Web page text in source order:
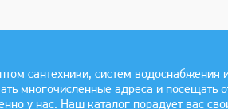
сантехники, систем
многочисленные адреса и посещать
у нас. Наш каталог порадует вас